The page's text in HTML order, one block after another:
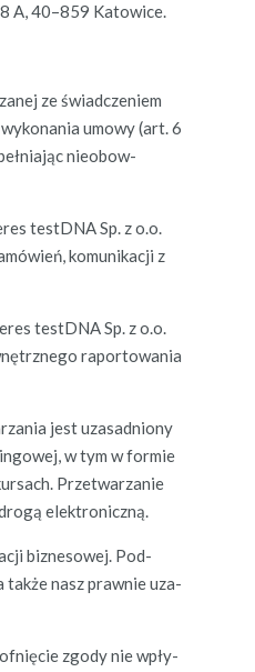
A, 40–859 Katowice.
ze świad­cze­niem
umowy (art. 6
nieobow­
testD­NA Sp. z o.o.
komu­nikacji z
testD­NA Sp. z o.o.
rapor­towa­nia
jest uza­sad­niony
w tym w formie
Przetwarzanie
elektroniczną.
biz­ne­sowej. Pod­
także nasz prawnie uza­
zgody nie wpły­